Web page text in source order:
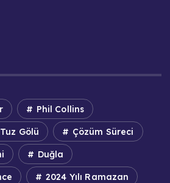
Phil Collins
Tuz Gölü Çözüm Süreci
Duğla
2024 Yılı Ramazan